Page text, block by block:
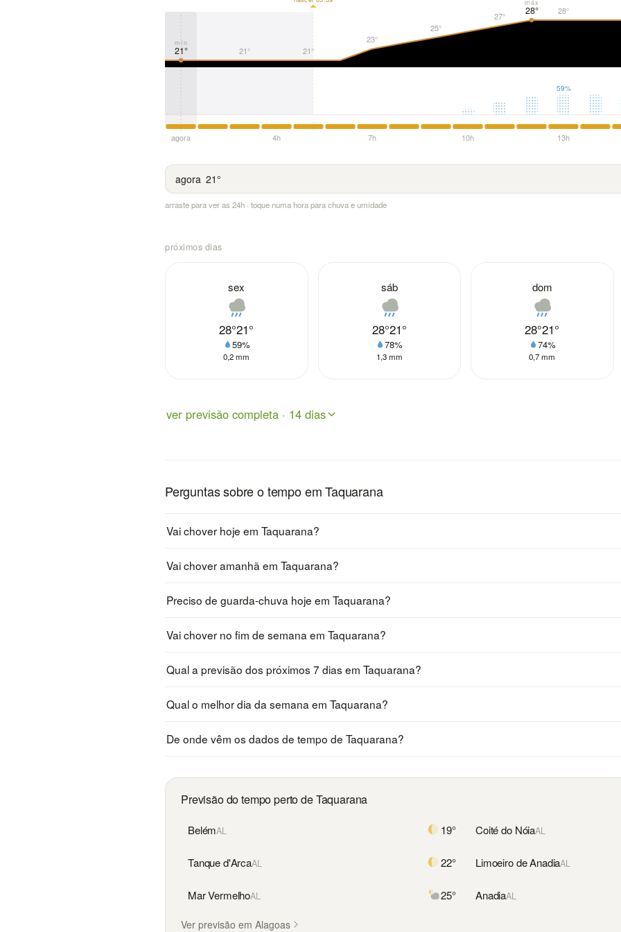
21° 21° 21°
23°
25°
27° 28° 28°
máx
mín
59%
agora 4h 7h 10h 13h
agora 21°
arraste para ver as 24h · toque numa hora para chuva e umidade
próximos dias
sex
28°21°
59%
0,2 mm
sáb
28°21°
78%
1,3 mm
dom
28°21°
74%
0,7 mm
ver previsão completa · 14 dias
Perguntas sobre o tempo em Taquarana
Vai chover hoje em Taquarana?
Vai chover amanhã em Taquarana?
Preciso de guarda-chuva hoje em Taquarana?
Vai chover no fim de semana em Taquarana?
Qual a previsão dos próximos 7 dias em Taquarana?
Qual o melhor dia da semana em Taquarana?
De onde vêm os dados de tempo de Taquarana?
Previsão do tempo perto de Taquarana
BelémAL 19° Coité do NóiaAL
Tanque d'ArcaAL 22° Limoeiro de AnadiaAL
Mar VermelhoAL 25° AnadiaAL
Ver previsão em Alagoas